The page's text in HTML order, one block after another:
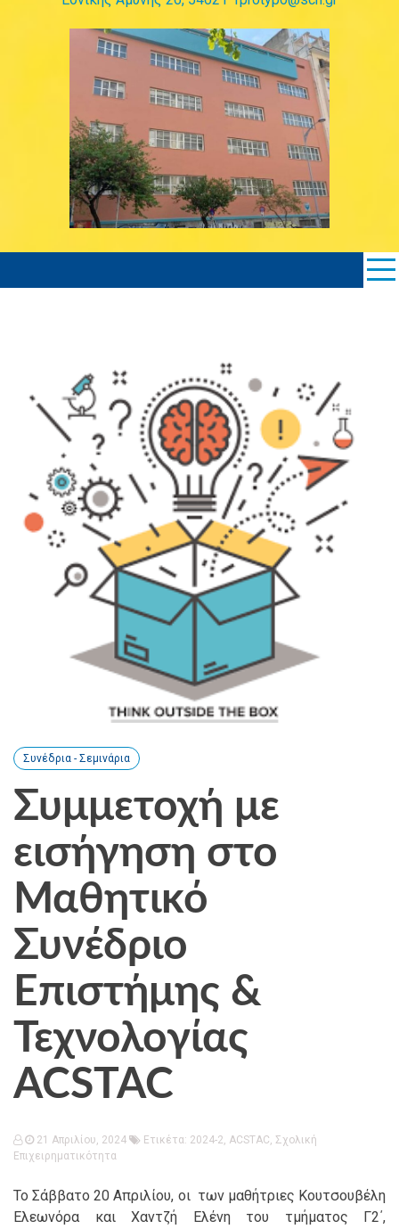
Συνέδρια - Σεμινάρια
Συμμετοχή με
εισήγηση στο
Μαθητικό
Συνέδριο
Επιστήμης &
Τεχνολογίας
ACSTAC
21 Απριλίου, 2024 Ετικέτα: 2024-2, ACSTAC, Σχολική
Επιχειρηματικότητα
Το Σάββατο 20 Απριλίου, οι των μαθήτριες Κουτσουβέλη
Ελεωνόρα και Χαντζή
Ελένη του τμήματος Γ2΄,